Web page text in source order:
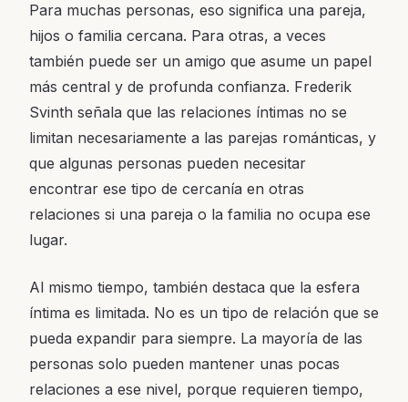
Para muchas personas, eso significa una pareja,
hijos o familia cercana. Para otras, a veces
también puede ser un amigo que asume un papel
más central y de profunda confianza. Frederik
Svinth señala que las relaciones íntimas no se
limitan necesariamente a las parejas románticas, y
que algunas personas pueden necesitar
encontrar ese tipo de cercanía en otras
relaciones si una pareja o la familia no ocupa ese
lugar.
Al mismo tiempo, también destaca que la esfera
íntima es limitada. No es un tipo de relación que se
pueda expandir para siempre. La mayoría de las
personas solo pueden mantener unas pocas
relaciones a ese nivel, porque requieren tiempo,